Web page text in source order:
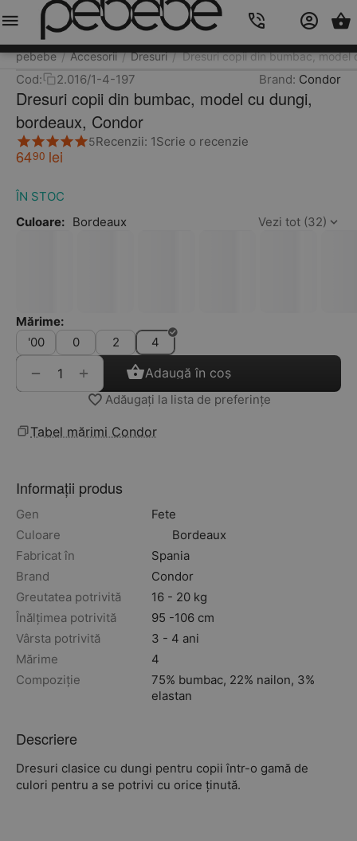
pebebe / Accesorii / Dresuri / Dresuri copii din bumbac, model
Cod: 2.016/1-4-197 Brand: Condor
Dresuri copii din bumbac, model cu dungi,
bordeaux, Condor
5Recenzii: 1Scrie o recenzie
6490 lei
ÎN STOC
Culoare: Bordeaux Vezi tot (32)
Mărime:
'00
0 2 4
+
− Adaugă în coș
Adăugați la lista de preferințe
Tabel mărimi Condor
Informații produs
Gen
Fete
Culoare
Bordeaux
Fabricat în
Spania
Brand
Condor
Greutatea potrivită
16 - 20 kg
Înălțimea potrivită
95 -106 cm
Vârsta potrivită
3 - 4 ani
Mărime
4
Compoziție
75% bumbac, 22% nailon, 3%
elastan
Descriere
Dresuri clasice cu dungi pentru copii într-o gamă de
culori pentru a se potrivi cu orice ținută.
Meniu Caută Cos